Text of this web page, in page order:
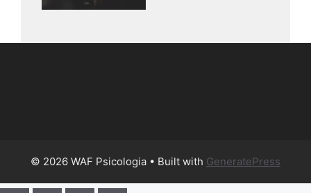
© 2026 WAF Psicologia • Built with GeneratePress